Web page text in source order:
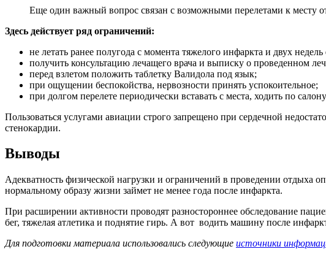
Еще один важный вопрос связан с возможными перелетами к месту
Здесь действует ряд ограничений:
не летать ранее полугода с момента тяжелого инфаркта и двух
получить консультацию лечащего врача и выписку о проведенном
перед взлетом положить таблетку Валидола под язык;
при ощущении беспокойства, нервозности принять успокоительное;
при долгом перелете периодически вставать с места, ходить по
Пользоваться услугами авиации строго запрещено при сердечной
стенокардии.
Выводы
Адекватность физической нагрузки и ограничений в проведении отдыха
нормальному образу жизни займет не менее года после инфаркта.
При расширении активности проводят разностороннее обследование
бег, тяжелая атлетика и поднятие гирь. А вот водить машину после
Для подготовки материала использовались следующие источники